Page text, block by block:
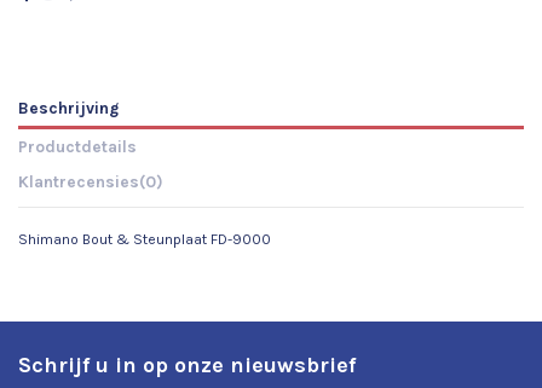
Beschrijving
Productdetails
Klantrecensies(0)
Shimano Bout & Steunplaat FD-9000
Schrijf u in op onze nieuwsbrief